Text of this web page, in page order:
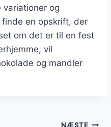
variationer og
en opskrift, der
om det er til en fest
vil
og mandler
NÆSTE